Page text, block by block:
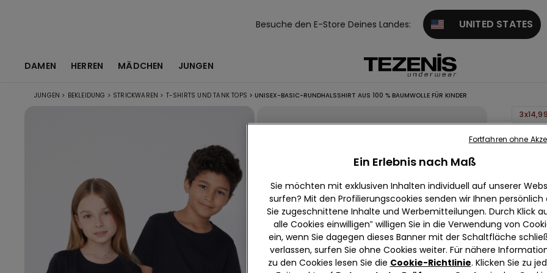
Besuche den E-Store Deines Landes: UNITED STATES
DAMEN HERREN MÄDCHEN JUNGEN
JUNGEN > BEKLEIDUNG > STRICKWAREN > T-SHIRTS UND TANK TOPS > UNISEX-BASIC-RUNDHALSSHIRT AUS 100 % BAUMWOLLE FÜR KINDER
aus
für
5,99 €
Ein Erlebnis nach Maß
Sie möchten mit exklusiven Inhalten individuell auf unserer
surfen? Mit den Profilierungscookies senden wir Ihnen persönlich
Sie zugeschnittene Inhalte und Werbemitteilungen. Durch Klick
alle Cookies einwilligen‟ willigen Sie in die Verwendung von
ein, wenn Sie dagegen dieses Banner mit der Schaltfläche
verlassen, surfen Sie ohne Cookies weiter. Für nähere
zu den Cookies lesen Sie die Cookie-Richtlinie. Klicken Sie zu
Fortfahren ohne